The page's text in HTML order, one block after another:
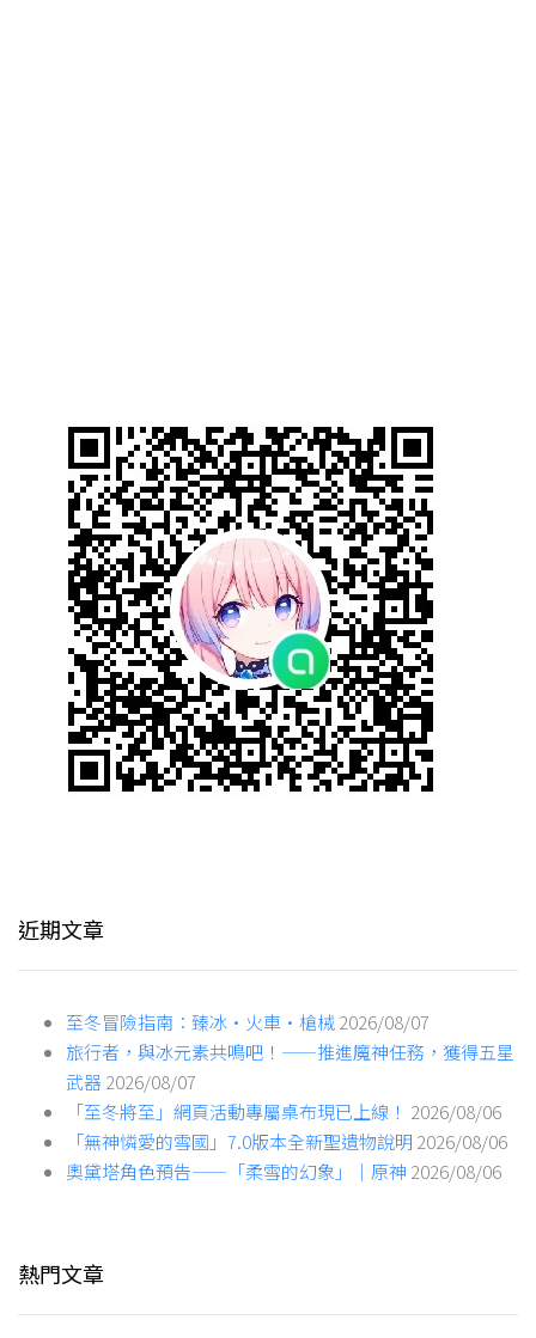
近期文章
至冬冒險指南：臻冰·火車·槍械2026/08/07
旅行者，與冰元素共鳴吧！——推進魔神任務，獲得五星
武器2026/08/07
「至冬將至」網頁活動專屬桌布現已上線！ 2026/08/06
「無神憐愛的雪國」7.0版本全新聖遺物說明 2026/08/06
奧黛塔角色預告——「柔雪的幻象」｜原神 2026/08/06
熱門文章